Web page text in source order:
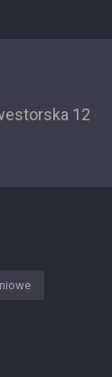
12